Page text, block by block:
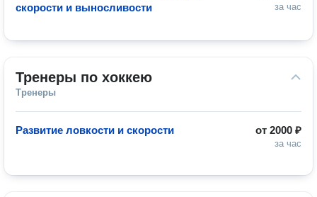
за час
скорости и выносливости
Тренеры по хоккею
Тренеры
от 2000 ₽
за час
Развитие ловкости и скорости